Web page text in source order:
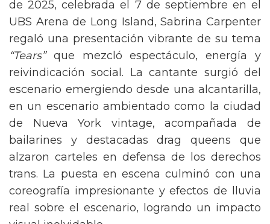
de 2025, celebrada el 7 de septiembre en el
UBS Arena de Long Island, Sabrina Carpenter
regaló una presentación vibrante de su tema
“Tears”que mezcló espectáculo, energía y
reivindicación social. La cantante surgió del
escenario emergiendo desde una alcantarilla,
en un escenario ambientado como la ciudad
de Nueva York vintage, acompañada de
bailarines y destacadas drag queens que
alzaron carteles en defensa de los derechos
trans. La puesta en escena culminó con una
coreografía impresionante y efectos de lluvia
real sobre el escenario, logrando un impacto